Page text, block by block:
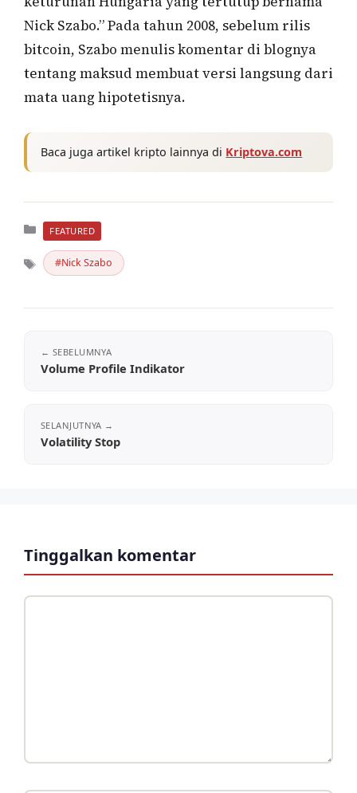
Nick Szabo.” Pada tahun 2008, sebelum rilis
bitcoin, Szabo menulis komentar di blognya
tentang maksud membuat versi langsung dari
mata uang hipotetisnya.
Baca juga artikel kripto lainnya di Kriptova.com
Kategori
FEATURED
Tag Nick Szabo
Volume Profile Indikator
Volatility Stop
Tinggalkan komentar
Komentar
Nama
Surel
Situs